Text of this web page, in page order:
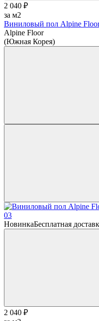
2 040 ₽
за м2
Виниловый пол Alpine Floor
Alpine Floor
(Южная Корея)
НовинкаБесплатная
2 040 ₽